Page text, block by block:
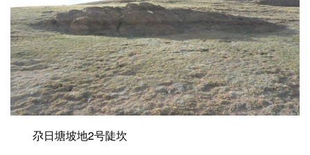
尕日塘坡地2号陡坎